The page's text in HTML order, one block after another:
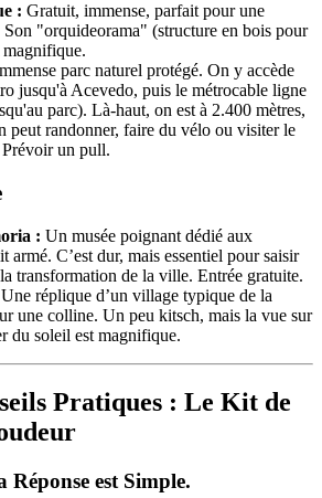
: Gratuit, immense, parfait pour une
"orquideorama" (structure en bois pour
magnifique.
parc naturel protégé. On y accède
jusqu'à Acevedo, puis le métrocable ligne
parc). Là-haut, on est à 2.400 mètres,
peut randonner, faire du vélo ou visiter le
un pull.
: Un musée poignant dédié aux
armé. C’est dur, mais essentiel pour saisir
transformation de la ville. Entrée gratuite.
Une réplique d’un village typique de la
une colline. Un peu kitsch, mais la vue sur
du soleil est magnifique.
Pratiques : Le Kit de
est Simple.